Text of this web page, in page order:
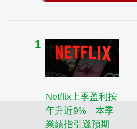
Netflix上季盈利按
年升近9% 本季
業績指引遜預期